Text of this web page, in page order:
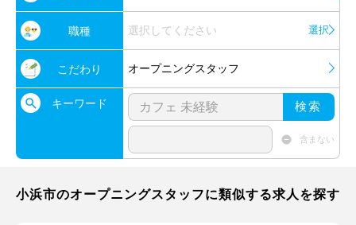
職種 選択してください 選択
こだわり オープニングスタッフ
キーワード 検索
含まない
小浜市のオープニングスタッフに類似する求人を探す